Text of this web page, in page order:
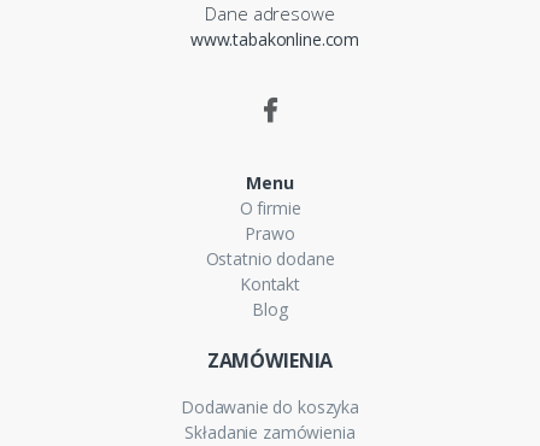
Dane adresowe
www.tabakonline.com
Menu
O firmie
Prawo
Ostatnio dodane
Kontakt
Blog
ZAMÓWIENIA
Dodawanie do koszyka
Składanie zamówienia